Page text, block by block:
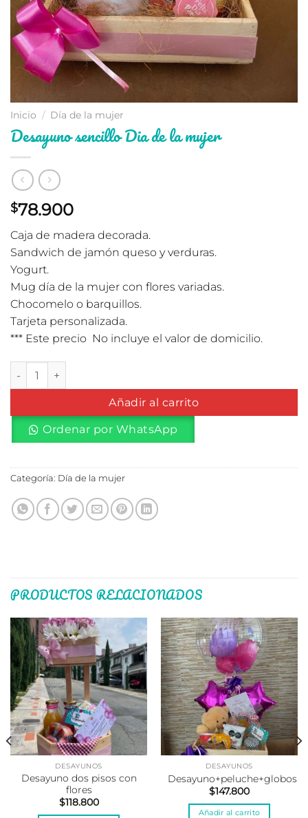
Inicio / Día de la mujer
Desayuno sencillo Dia de la mujer
$78.900
Caja de madera decorada.
Sandwich de jamón queso y verduras.
Yogurt.
Mug día de la mujer con flores variadas.
Chocomelo o barquillos.
Tarjeta personalizada.
*** Este precio No incluye el valor de domicilio.
Desayuno sencillo Dia de la mujer cantidad
Añadir al carrito
Ordenar por WhatsApp
Categoría: Día de la mujer
PRODUCTOS RELACIONADOS
DESAYUNOS
Desayuno dos pisos con
flores
$118.800
DESAYUNOS
Desayuno+peluche+globos
$147.800
Añadir al carrito